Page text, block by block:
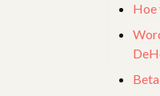
Hoe